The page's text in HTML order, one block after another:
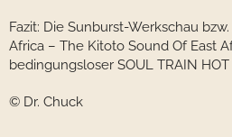
Fazit: Die Sunburst-Werkschau
Africa – The Kitoto Sound Of East
bedingungsloser SOUL TRAIN HOT
© Dr. Chuck